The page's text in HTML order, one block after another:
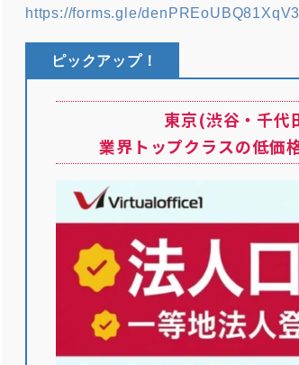
https://forms.gle/
ピックアップ！
東京(渋谷・千代
業界トップクラスの低価